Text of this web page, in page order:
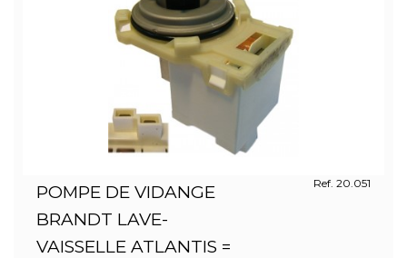
POMPE DE VIDANGE
BRANDT LAVE-
VAISSELLE ATLANTIS =
Ref. 20.051